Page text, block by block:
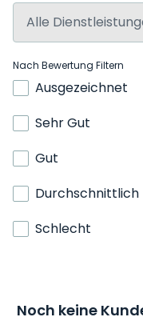
Nach Bewertung Filtern
Ausgezeichnet
Sehr Gut
Gut
Durchschnittlich
Schlecht
Noch keine